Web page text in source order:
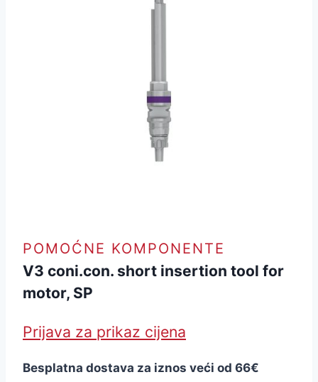
POMOĆNE KOMPONENTE
V3 coni.con. short insertion tool for
motor, SP
Prijava za prikaz cijena
Besplatna dostava za iznos veći od 66€